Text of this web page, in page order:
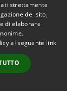
• Comune di
• Powered by
•Accesso
strettamente
del sito,
di elaborare
al seguente link